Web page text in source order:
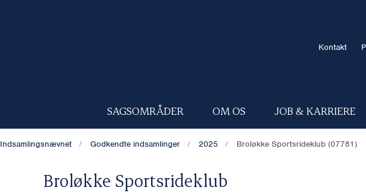
Kontakt
SAGSOMRÅDER OM OS JOB & KARRIERE
Indsamlingsnævnet Godkendte indsamlinger 2025 Broløkke Sportsrideklub (07781)
Broløkke Sportsrideklub